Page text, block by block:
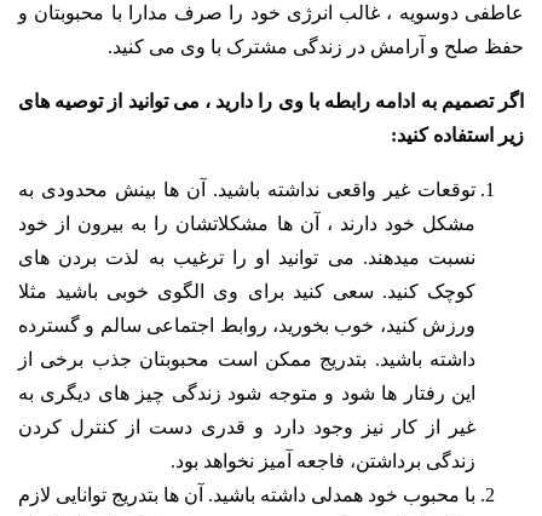
عاطفی دوسویه ، غالب انرژی خود را صرف مدارا با محبوبتان و
حفظ صلح و آرامش در زندگی مشترک با وی می کنید.
اگر تصمیم به ادامه رابطه با وی را دارید ، می توانید از توصیه های
زیر استفاده کنید:
توقعات غیر واقعی نداشته باشید. آن ها بینش محدودی به
مشکل خود دارند ، آن ها مشکلاتشان را به بیرون از خود
نسبت میدهند. می توانید او را ترغیب به لذت بردن های
کوچک کنید. سعی کنید برای وی الگوی خوبی باشید مثلا
ورزش کنید، خوب بخورید، روابط اجتماعی سالم و گسترده
داشته باشید. بتدریج ممکن است محبوبتان جذب برخی از
این رفتار ها شود و متوجه شود زندگی چیز های دیگری به
غیر از کار نیز وجود دارد و قدری دست از کنترل کردن
زندگی برداشتن، فاجعه آمیز نخواهد بود.
با محبوب خود همدلی داشته باشید. آن ها بتدریج توانایی لازم